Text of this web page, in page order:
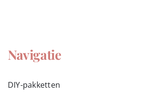
Navigatie
DIY-pakketten